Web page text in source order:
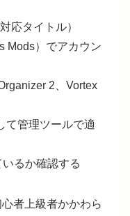
応タイトル）
Mods）でアカウン
2、Vortex
て管理ツールで適
るか確認する
心者上級者かかわら